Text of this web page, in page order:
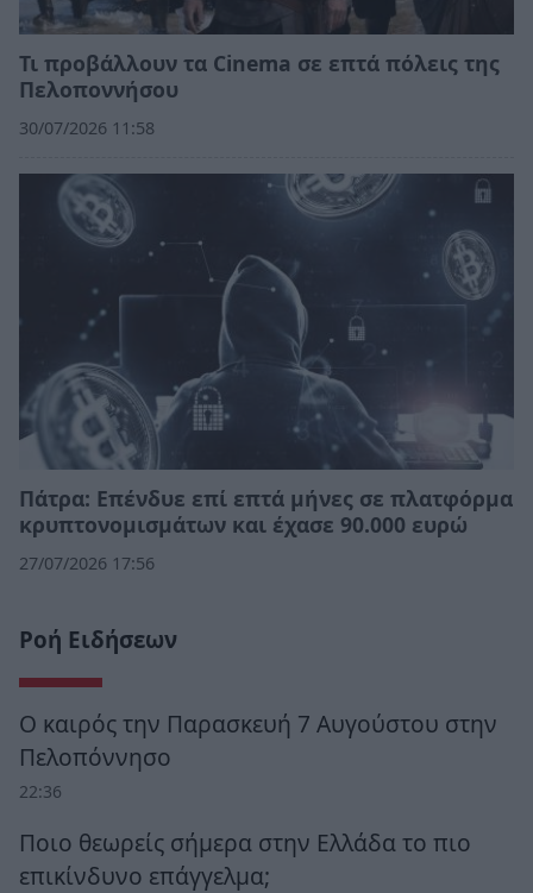
Τι προβάλλουν τα Cinema σε επτά πόλεις της
Πελοποννήσου
30/07/2026 11:58
Πάτρα: Επένδυε επί επτά μήνες σε πλατφόρμα
κρυπτονομισμάτων και έχασε 90.000 ευρώ
27/07/2026 17:56
Ροή Ειδήσεων
Ο καιρός την Παρασκευή 7 Αυγούστου στην
Πελοπόννησο
22:36
Ποιο θεωρείς σήμερα στην Ελλάδα το πιο
επικίνδυνο επάγγελμα;